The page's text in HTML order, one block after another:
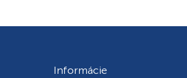
Informácie